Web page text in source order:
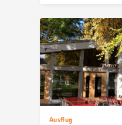
Ausflug